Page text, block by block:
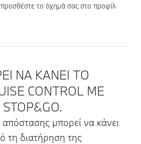
προσθέστε το όχημά σας στο προφίλ
ΝΑ ΚΑΝΕΙ ΤΟ
CONTROL ΜΕ
μπορεί να κάνει
τη διατήρηση της